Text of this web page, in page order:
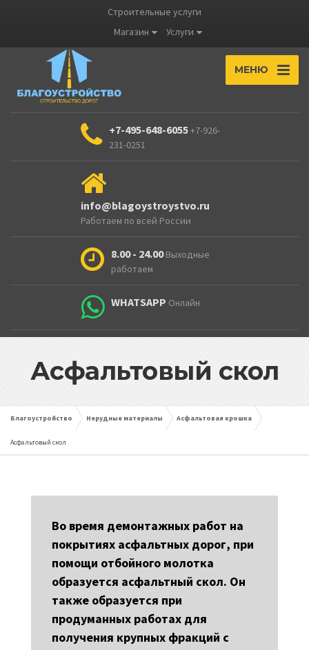
Строительные услуги
Магазин
Услуги
МЕНЮ
+7-495-648-6055+7-926-
231-0251
info@blagoystroystvo.ru
Работаем по всей России
8.00 - 24.00 Выходные
работаем
WHATSAPP Онлайн
Асфальтовый скол
Благоустройство Нерудные материалы Асфальтовая крошка
Асфальтовый скол
Во время демонтажных работ на
покрытиях асфальтных дорог, при
помощи отбойного молотка
образуется асфальтный скол. Он
также образуется при
продуманных работах для
получения крупных фракций с